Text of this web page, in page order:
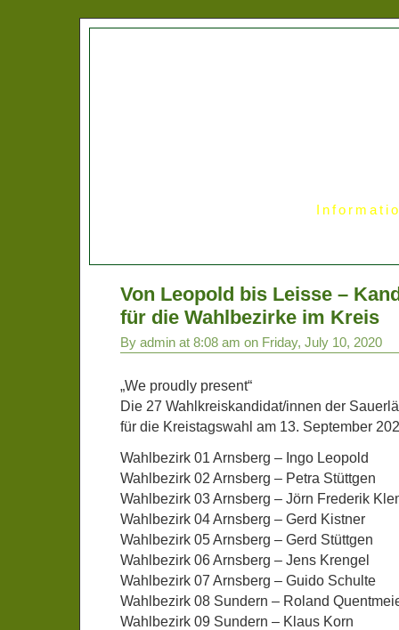
Von Leopold bis Leisse –
für die Wahlbezirke im Kreis
By admin at 8:08 am on Friday, July 10, 2020
„We proudly present“
Die 27 Wahlkreiskandidat/innen der
für die Kreistagswahl am 13. September
Wahlbezirk 01 Arnsberg – Ingo Leopold
Wahlbezirk 02 Arnsberg – Petra Stüttgen
Wahlbezirk 03 Arnsberg – Jörn Frederik
Wahlbezirk 04 Arnsberg – Gerd Kistner
Wahlbezirk 05 Arnsberg – Gerd Stüttgen
Wahlbezirk 06 Arnsberg – Jens Krengel
Wahlbezirk 07 Arnsberg – Guido Schulte
Wahlbezirk 08 Sundern – Roland
Wahlbezirk 09 Sundern – Klaus Korn